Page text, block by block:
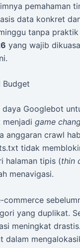
pemahaman
data konkret
tanpa praktik
yang wajib
Budget
Googlebot
game
anggaran crawl
tidak
halaman tipis (thin
menavigasi.
yang duplikat.
meningkat drastis.